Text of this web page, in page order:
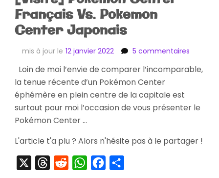
Français Vs. Pokemon
Center Japonais
mis à jour le 12 janvier 2022 5 commentaires
Vs.
Loin de moi l’envie de comparer l’incomparable,
la tenue récente d’un Pokémon Center
éphémère en plein centre de la capitale est
surtout pour moi l’occasion de vous présenter le
Pokémon Center …
L'article t'a plu ? Alors n'hésite pas à le partager !
ThreadsRedditWhatsAppFacebook